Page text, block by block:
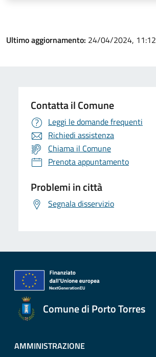
Ultimo aggiornamento: 24/04/2024, 11:12
Contatta il Comune
Leggi le domande frequenti
Richiedi assistenza
Chiama il Comune
Prenota appuntamento
Problemi in città
Segnala disservizio
Comune di Porto Torres
AMMINISTRAZIONE